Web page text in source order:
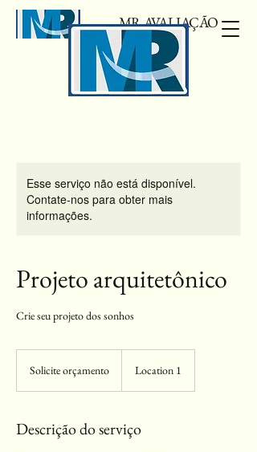
MR AVALIAÇÃO
Esse serviço não está disponível.
Contate-nos para obter mais
informações.
Projeto arquitetônico
Crie seu projeto dos sonhos
Solicite orçamento Location 1
Descrição do serviço